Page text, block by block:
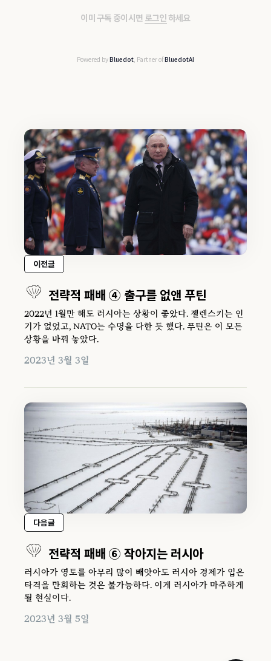
이미 구독 중이시면 로그인 하세요
Powered byBluedot, Partner ofBluedotAI
이전글
전략적 패배 ④ 출구를 없앤 푸틴
2022년 1월만 해도 러시아는 상황이 좋았다. 젤렌스키는 인
기가 없었고, NATO는 수명을 다한 듯 했다. 푸틴은 이 모든
상황을 바꿔 놓았다.
2023년 3월 3일
다음글
전략적 패배 ⑥ 작아지는 러시아
러시아가 영토를 아무리 많이 빼앗아도 러시아 경제가 입은
타격을 만회하는 것은 불가능하다. 이게 러시아가 마주하게
될 현실이다.
2023년 3월 5일